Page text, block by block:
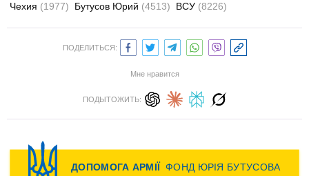
Чехия (1977) Бутусов Юрий (4513) ВСУ (8226)
ПОДЕЛИТЬСЯ:
Мне нравится
ПОДЫТОЖИТЬ: